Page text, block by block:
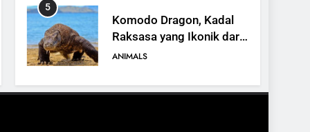
5
Komodo Dragon, Kadal
Raksasa yang Ikonik dari
Indonesia
ANIMALS
6
Kanguru Pohon Mantel